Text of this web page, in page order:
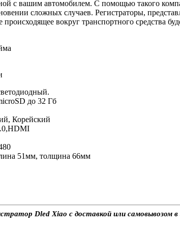
с вашим автомобилем. С помощью такого
сложных случаев. Регистраторы,
происходящее вокруг транспортного средства
до 32 Гб
Корейский
51мм, толщина 66мм
Dled Xiao с доставкой или